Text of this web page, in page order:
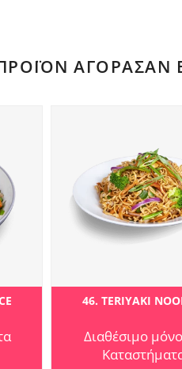
ΑΓΌΡΑΣΑΝ
46. TERIYAKI
Διαθέσιμο